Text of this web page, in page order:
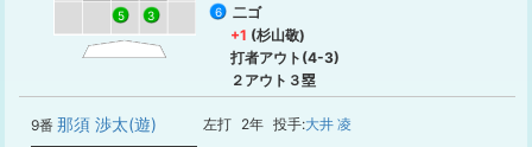
3
5
6
二ゴ
+1 (杉山敬)
打者アウト(4-3)
２アウト３塁
9番 那須 渉太(遊) 左打 2年 投手:大井 凌